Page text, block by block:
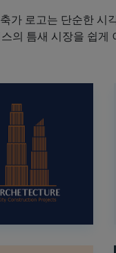
가 로고는 단순한 시
의 틈새 시장을 쉽게